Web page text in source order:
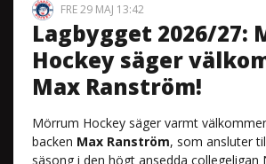
FRE 29 MAJ 13:42
Lagbygget 2026/27:
Hockey säger
Max Ranström!
Mörrum Hockey säger varmt
backen Max Ranström, som ansluter
säsong i den högt ansedda collegeligan